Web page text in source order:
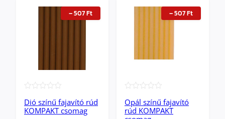
–507Ft
Dió színű fajavító rúd
KOMPAKT csomag
–507Ft
Opál színű fajavító
rúd KOMPAKT